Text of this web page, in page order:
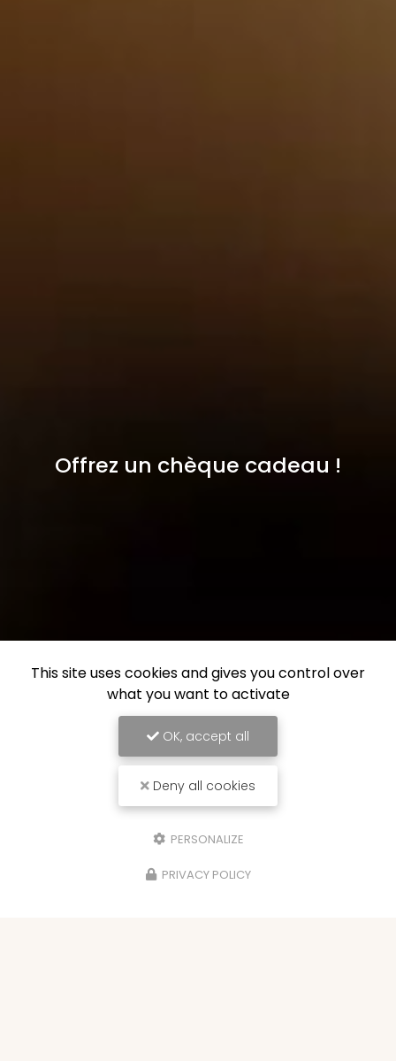
Offrez un chèque cadeau !
This site uses cookies and gives you control over
what you want to activate
OK, accept all
Deny all cookies
PERSONALIZE
PRIVACY POLICY